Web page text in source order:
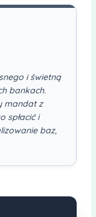
i świetną
bankach.
mandat z
spłacić i
baz,